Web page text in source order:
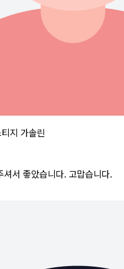
지 가솔린
서 좋았습니다. 고맙습니다.